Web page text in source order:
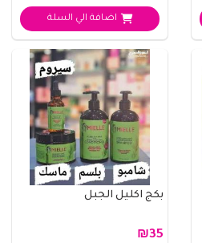
اضافة الي السلة
بكج اكليل الجبل
₪35